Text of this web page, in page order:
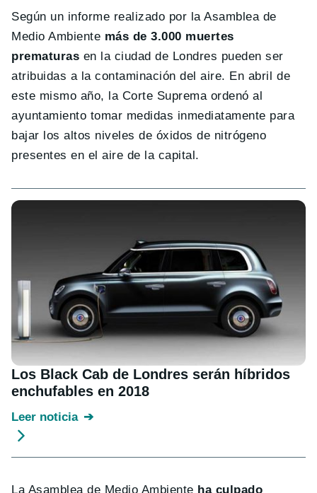
Según un informe realizado por la Asamblea de
Medio Ambiente más de 3.000 muertes
prematuras en la ciudad de Londres pueden ser
atribuidas a la contaminación del aire. En abril de
este mismo año, la Corte Suprema ordenó al
ayuntamiento tomar medidas inmediatamente para
bajar los altos niveles de óxidos de nitrógeno
presentes en el aire de la capital.
Los Black Cab de Londres serán híbridos
enchufables en 2018
Leer noticia
La Asamblea de Medio Ambiente ha culpado